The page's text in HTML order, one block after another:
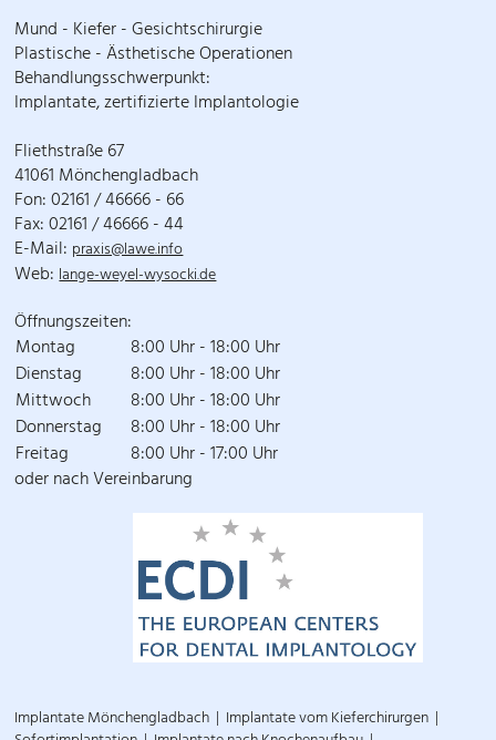
Mund - Kiefer - Gesichtschirurgie
Plastische - Ästhetische Operationen
Behandlungsschwerpunkt:
Implantate, zertifizierte Implantologie
Fliethstraße 67
41061 Mönchengladbach
Fon: 02161 / 46666 - 66
Fax: 02161 / 46666 - 44
E-Mail: praxis@lawe.info
Web:lange-weyel-wysocki.de
Öffnungszeiten:
Montag
8:00 Uhr - 18:00 Uhr
Dienstag
8:00 Uhr - 18:00 Uhr
Mittwoch
8:00 Uhr - 18:00 Uhr
Donnerstag 8:00 Uhr - 18:00 Uhr
Freitag
8:00 Uhr - 17:00 Uhr
oder nach Vereinbarung
Implantate Mönchengladbach Implantate vom Kieferchirurgen